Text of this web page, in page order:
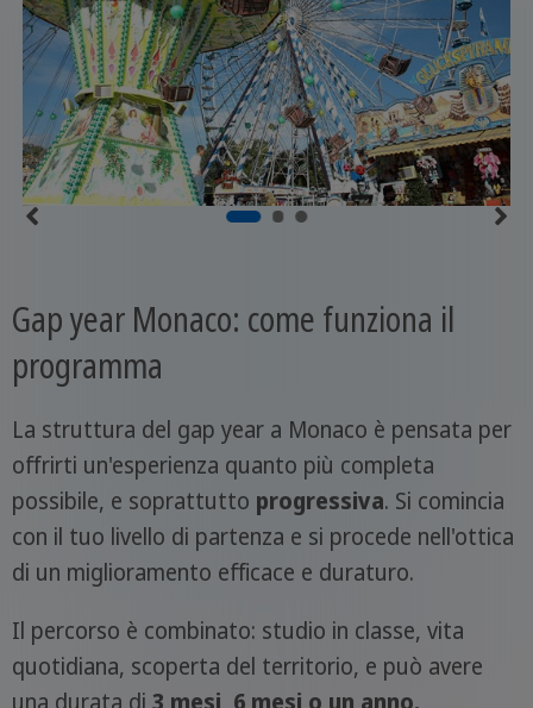
Gap year Monaco: come funziona il
programma
La struttura del gap year a Monaco è pensata per
offrirti un'esperienza quanto più completa
possibile, e soprattutto progressiva. Si comincia
con il tuo livello di partenza e si procede nell'ottica
di un miglioramento efficace e duraturo.
Il percorso è combinato: studio in classe, vita
quotidiana, scoperta del territorio, e può avere